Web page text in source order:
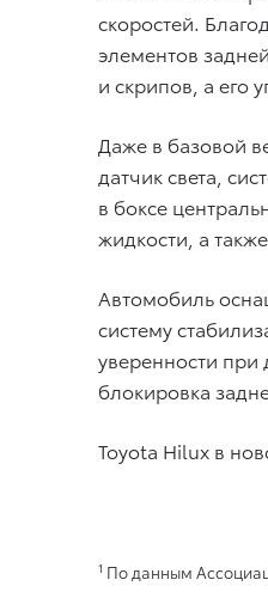
скоростей.
элементов
и скрипов, а его
Даже в базовой
датчик света,
в боксе
жидкости, а
Автомобиль
систему
уверенности
блокировка
Toyota Hilux в
1 По данным